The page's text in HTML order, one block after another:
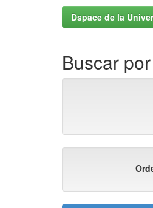
Dspace de la
Buscar